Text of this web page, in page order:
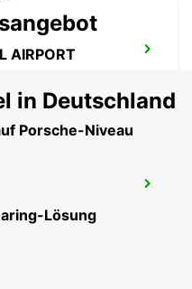
AIRPORT
in Deutschland
Porsche-Niveau
Lösung